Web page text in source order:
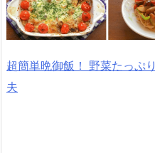
超簡単晩御飯！ 野菜たっぷ
夫